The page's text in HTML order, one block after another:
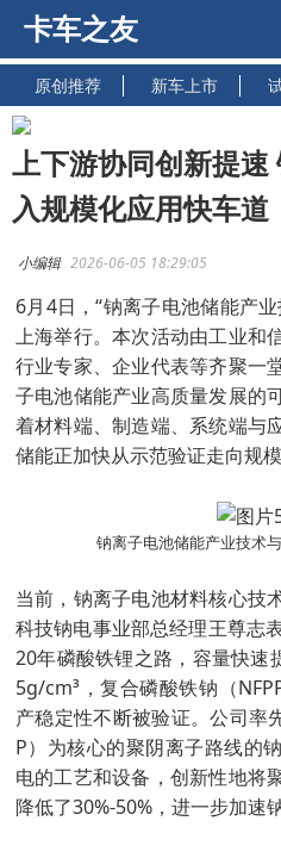
卡车之友
原创推荐 新车上市
上下游协同创新提速
入规模化应用快车道
小编辑 2026-06-05 18:29:05
6月4日，“钠离子电池储能产
上海举行。本次活动由工业和
行业专家、企业代表等齐聚一
子电池储能产业高质量发展的
着材料端、制造端、系统端与
储能正加快从示范验证走向规模
钠离子电池储能产业技术
当前，钠离子电池材料核心技
科技钠电事业部总经理王尊志
20年磷酸铁锂之路，容量快速
5g/cm³，复合磷酸铁钠（
产稳定性不断被验证。公司率
P）为核心的聚阴离子路线的
电的工艺和设备，创新性地将
降低了30%-50%，进一步加速